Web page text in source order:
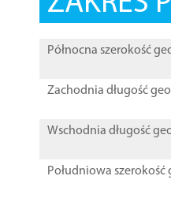
Północna szerokość
Zachodnia długość
Wschodnia długość
Południowa szerokość